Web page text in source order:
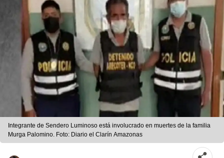
Integrante de Sendero Luminoso está involucrado en muertes de la familia
Murga Palomino. Foto: Diario el Clarín Amazonas